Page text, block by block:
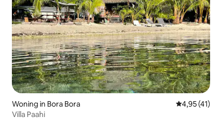
Woning in Bora Bora Gemiddelde
4,95 (41)
Villa Paahi